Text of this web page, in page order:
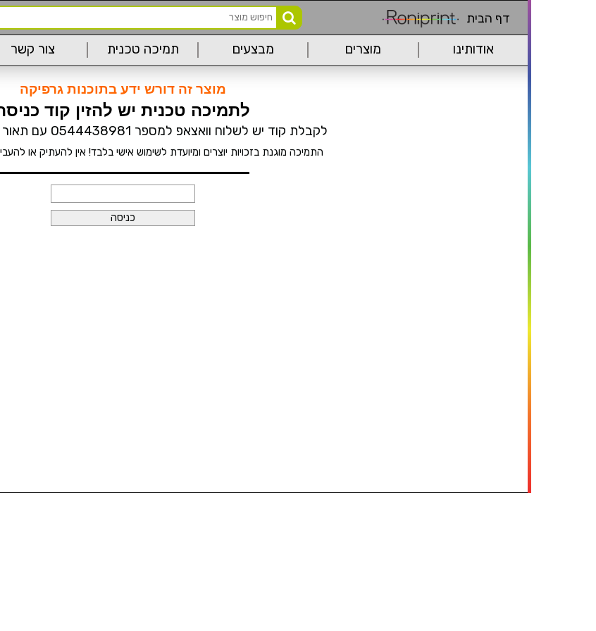
דף הבית
אודותינו מוצרים מבצעים תמיכה טכנית צור קשר
מוצר זה דורש ידע בתוכנות גרפיקה
לתמיכה טכנית יש להזין קוד
לקבלת קוד יש לשלוח וואצאפ למספר 0544438981 עם תאור המוצר המבוקש
התמיכה מוגנת בזכויות יוצרים ומיועדת לשימוש אישי בלבד! אין להעתיק או